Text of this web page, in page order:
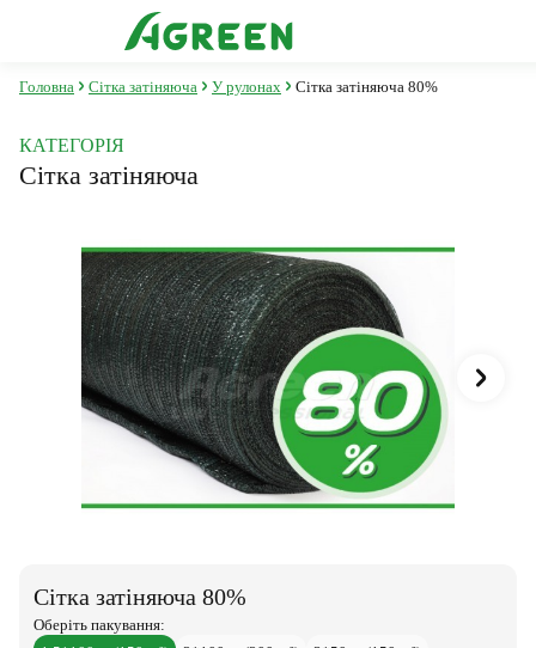
Головна Сітка затіняюча У рулонах Сітка затіняюча 80%
КАТЕГОРІЯ
Сітка затіняюча
Сітка затіняюча 80%
Оберіть пакування: